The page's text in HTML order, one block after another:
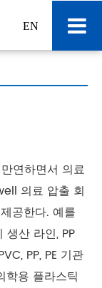
EN
연하면서 의료
의료 압출 회
공한다. 예를
생산 라인, PP
PP, PE 기관
용 플라스틱